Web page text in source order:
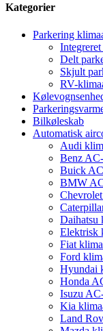
Kategorier
Parkering
Delt
Skjult
RV-
Bilkøleskab
Automatisk
Audi
Benz
Buick
BMW
Daihatsu
Elektrisk
Fiat
Ford
Hyundai
Honda
Isuzu
Kia
Land